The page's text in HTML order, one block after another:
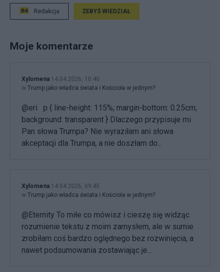
Redakcja ŻEBYŚ WIEDZIAŁ
Moje komentarze
Xylomena 14.04.2026, 10:40
w Trump jako władca świata i Kościoła w jednym?
@eri p { line-height: 115%; margin-bottom: 0.25cm;
background: transparent } Dlaczego przypisuje mi
Pan słowa Trumpa? Nie wyraziłam ani słowa
akceptacji dla Trumpa, a nie doszłam do...
Xylomena 14.04.2026, 09:45
w Trump jako władca świata i Kościoła w jednym?
@Eternity To miłe co mówisz i cieszę się widząc
rozumienie tekstu z moim zamysłem, ale w sumie
zrobiłam coś bardzo oględnego bez rozwinięcia, a
nawet podsumowania zostawiając je...